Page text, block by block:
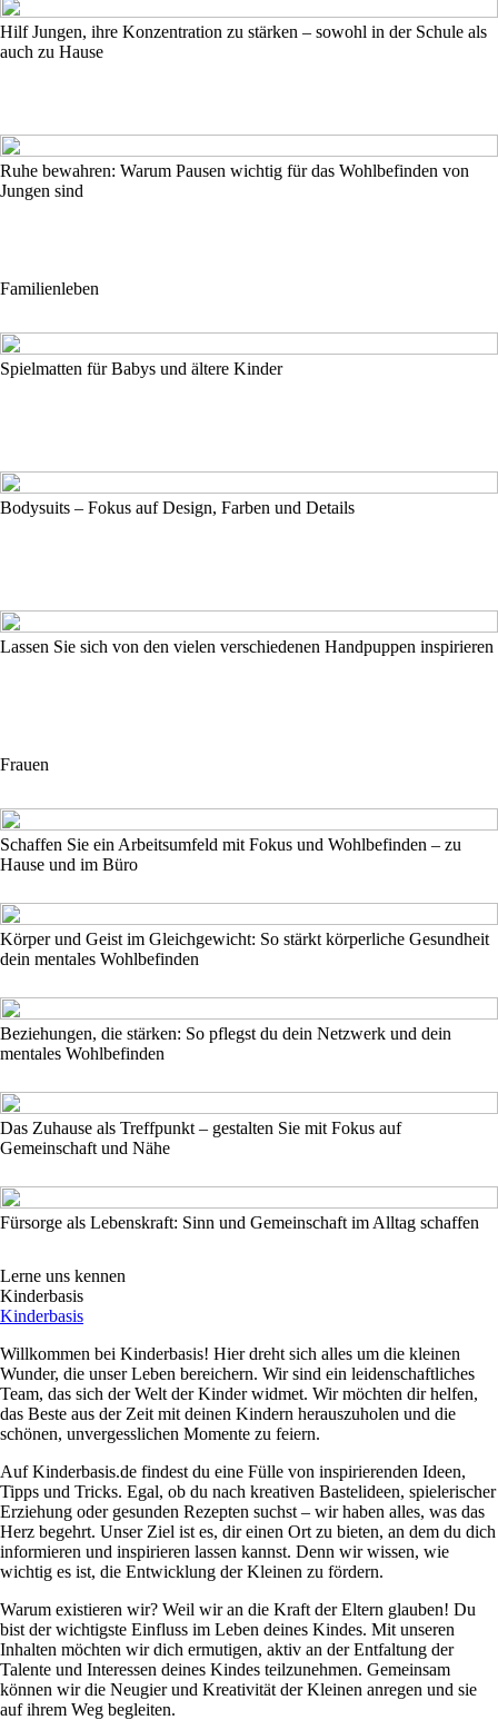
Hilf Jungen, ihre Konzentration zu stärken – sowohl in der Schule als
auch zu Hause
Ruhe bewahren: Warum Pausen wichtig für das Wohlbefinden von
Jungen sind
Familienleben
Spielmatten für Babys und ältere Kinder
Bodysuits – Fokus auf Design, Farben und Details
Lassen Sie sich von den vielen verschiedenen Handpuppen inspirieren
Frauen
Schaffen Sie ein Arbeitsumfeld mit Fokus und Wohlbefinden – zu
Hause und im Büro
Körper und Geist im Gleichgewicht: So stärkt körperliche Gesundheit
dein mentales Wohlbefinden
Beziehungen, die stärken: So pflegst du dein Netzwerk und dein
mentales Wohlbefinden
Das Zuhause als Treffpunkt – gestalten Sie mit Fokus auf
Gemeinschaft und Nähe
Fürsorge als Lebenskraft: Sinn und Gemeinschaft im Alltag schaffen
Lerne uns kennen
Kinderbasis
Kinderbasis
Willkommen bei Kinderbasis! Hier dreht sich alles um die kleinen
Wunder, die unser Leben bereichern. Wir sind ein leidenschaftliches
Team, das sich der Welt der Kinder widmet. Wir möchten dir helfen,
das Beste aus der Zeit mit deinen Kindern herauszuholen und die
schönen, unvergesslichen Momente zu feiern.
Auf Kinderbasis.de findest du eine Fülle von inspirierenden Ideen,
Tipps und Tricks. Egal, ob du nach kreativen Bastelideen, spielerischer
Erziehung oder gesunden Rezepten suchst – wir haben alles, was das
Herz begehrt. Unser Ziel ist es, dir einen Ort zu bieten, an dem du dich
informieren und inspirieren lassen kannst. Denn wir wissen, wie
wichtig es ist, die Entwicklung der Kleinen zu fördern.
Warum existieren wir? Weil wir an die Kraft der Eltern glauben! Du
bist der wichtigste Einfluss im Leben deines Kindes. Mit unseren
Inhalten möchten wir dich ermutigen, aktiv an der Entfaltung der
Talente und Interessen deines Kindes teilzunehmen. Gemeinsam
können wir die Neugier und Kreativität der Kleinen anregen und sie
auf ihrem Weg begleiten.